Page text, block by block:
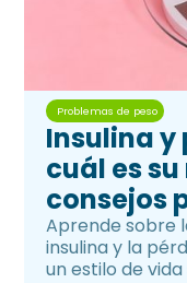
Problemas de peso
Insulina y
cuál es
consejos
Aprende sobre
insulina y la
un estilo de